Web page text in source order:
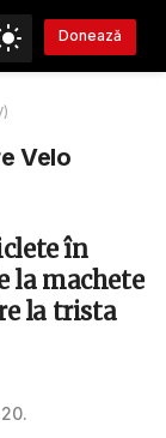
Donează
Velo
în
la machete
la trista